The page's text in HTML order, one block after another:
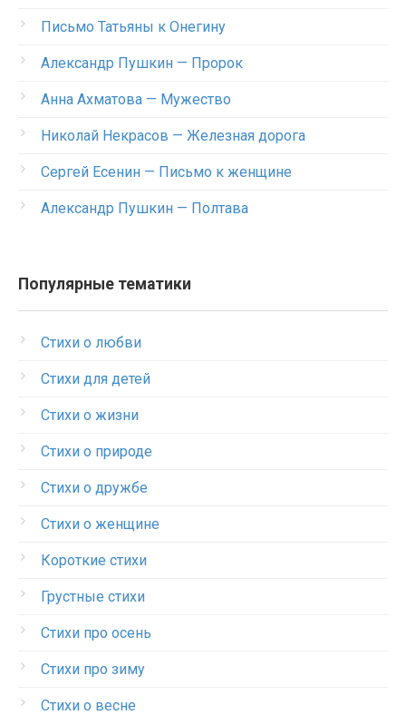
Письмо Татьяны к Онегину
Александр Пушкин — Пророк
Анна Ахматова — Мужество
Николай Некрасов — Железная дорога
Сергей Есенин — Письмо к женщине
Александр Пушкин — Полтава
Популярные тематики
Стихи о любви
Стихи для детей
Стихи о жизни
Стихи о природе
Стихи о дружбе
Стихи о женщине
Короткие стихи
Грустные стихи
Стихи про осень
Стихи про зиму
Стихи о весне